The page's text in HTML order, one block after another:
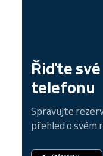
Řiďte
telefonu
Spravujte
přehled o svém